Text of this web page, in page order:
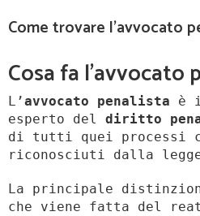
Come trovare l'avvocato
Cosa fa l’avvocato
L’avvocato penalista è
esperto del diritto
di tutti quei processi
riconosciuti dalla legge
La principale
che viene fatta del